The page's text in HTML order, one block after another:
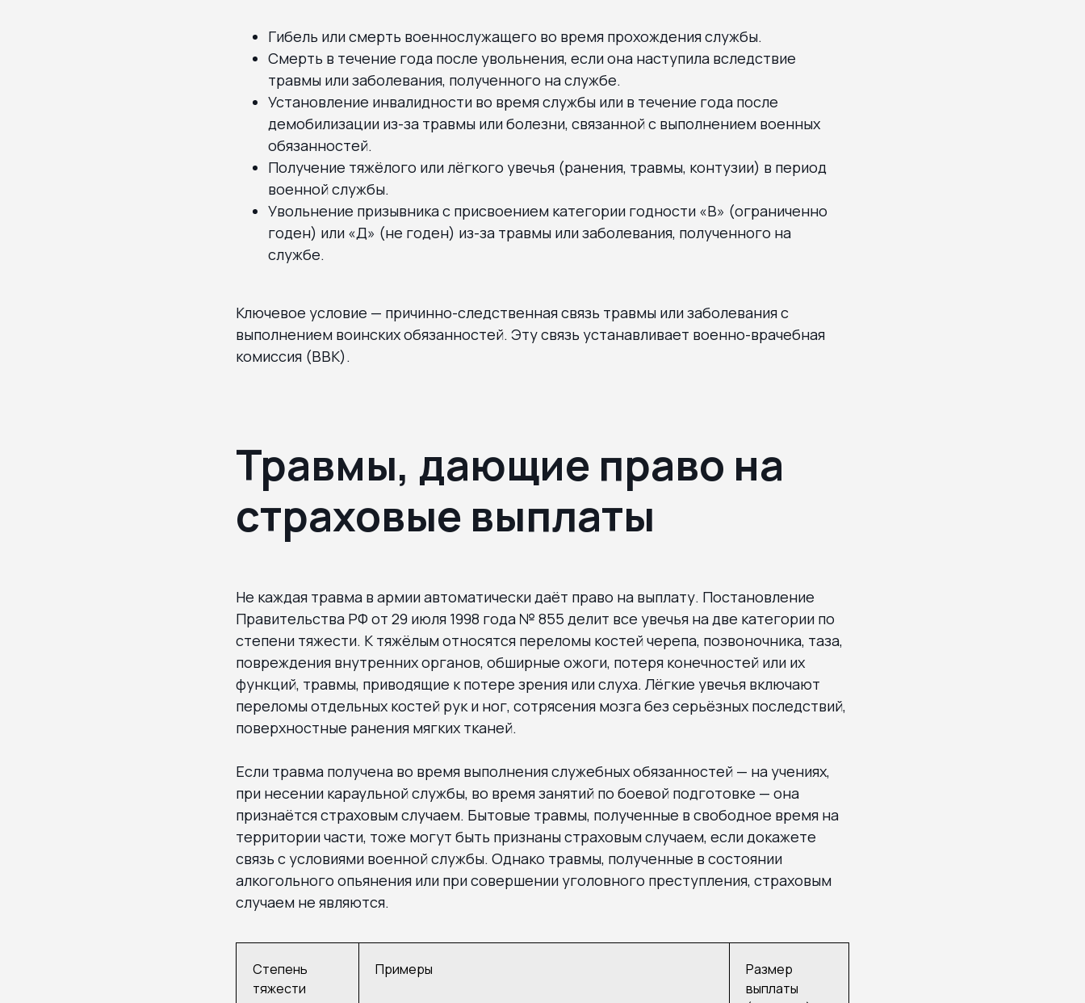
Гибель или смерть военнослужащего во время прохождения службы.
Смерть в течение года после увольнения, если она наступила вследствие
травмы или заболевания, полученного на службе.
Установление инвалидности во время службы или в течение года после
демобилизации из-за травмы или болезни, связанной с выполнением военных
обязанностей.
Получение тяжёлого или лёгкого увечья (ранения, травмы, контузии) в период
военной службы.
Увольнение призывника с присвоением категории годности «В» (ограниченно
годен) или «Д» (не годен) из-за травмы или заболевания, полученного на
службе.
Ключевое условие — причинно-следственная связь травмы или заболевания с
выполнением воинских обязанностей. Эту связь устанавливает военно-врачебная
комиссия (ВВК).
Травмы, дающие право на
страховые выплаты
Не каждая травма в армии автоматически даёт право на выплату. Постановление
Правительства РФ от 29 июля 1998 года № 855 делит все увечья на две категории по
степени тяжести. К тяжёлым относятся переломы костей черепа, позвоночника, таза,
повреждения внутренних органов, обширные ожоги, потеря конечностей или их
функций, травмы, приводящие к потере зрения или слуха. Лёгкие увечья включают
переломы отдельных костей рук и ног, сотрясения мозга без серьёзных последствий,
поверхностные ранения мягких тканей.
Если травма получена во время выполнения служебных обязанностей — на учениях,
при несении караульной службы, во время занятий по боевой подготовке — она
признаётся страховым случаем. Бытовые травмы, полученные в свободное время на
территории части, тоже могут быть признаны страховым случаем, если докажете
связь с условиями военной службы. Однако травмы, полученные в состоянии
алкогольного опьянения или при совершении уголовного преступления, страховым
случаем не являются.
Степень
тяжести
Примеры
Размер
выплаты